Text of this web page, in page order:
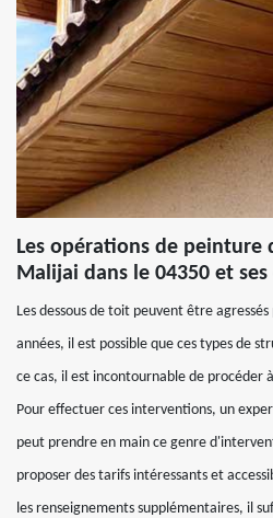
Les opérations de peinture
Malijai dans le 04350 et
Les dessous de toit peuvent être
années, il est possible que ces types de
ce cas, il est incontournable de procéder
Pour effectuer ces interventions, un
peut prendre en main ce genre
proposer des tarifs intéressants et
les renseignements supplémentaires, il